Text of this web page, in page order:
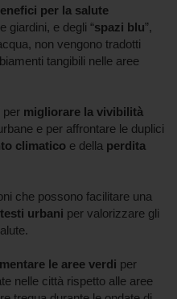
per la salute
giardini, e degli “spazi blu”,
non vengono tradotti
tangibili nelle aree
per migliorare la vivibilità
e per affrontare le duplici
climatico e della perdita
che possono facilitare una
urbani per valorizzare gli
le aree verdi per
nelle città rispetto alle aree